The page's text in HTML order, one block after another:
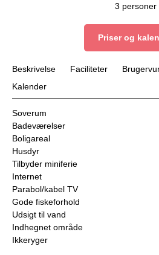
3 personer
Priser og
Beskrivelse Faciliteter
Kalender
Soverum
Badeværelser
Boligareal
Husdyr
Tilbyder miniferie
Internet
Parabol/kabel TV
Gode fiskeforhold
Udsigt til vand
Indhegnet område
Ikkeryger